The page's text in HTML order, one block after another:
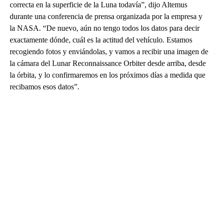
correcta en la superficie de la Luna todavía”, dijo Altemus
durante una conferencia de prensa organizada por la empresa y
la NASA. “De nuevo, aún no tengo todos los datos para decir
exactamente dónde, cuál es la actitud del vehículo. Estamos
recogiendo fotos y enviándolas, y vamos a recibir una imagen de
la cámara del Lunar Reconnaissance Orbiter desde arriba, desde
la órbita, y lo confirmaremos en los próximos días a medida que
recibamos esos datos”.